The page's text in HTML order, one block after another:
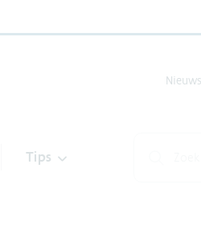
Nieuws
Tips